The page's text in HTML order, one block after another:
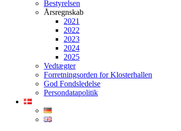
Bestyrelsen
Årsregnskab
2021
2022
2023
2024
2025
Vedtægter
Forretningsorden for Klosterhallen
God Fondsledelse
Persondatapolitik